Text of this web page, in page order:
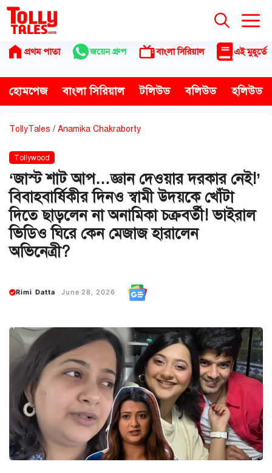
Skip
content
প্রথম পাতা জয়েন গ্রুপ বাংলা সিরিয়াল এই মুহূর্তে
হোমপেজ বাংলা সিরিয়াল টলিউড বলিউড হলিউড
TollyTales / Anamika Chakraborty
Tollywood
‘জাস্ট শাট আপ…জ্ঞান দেওয়ার দরকার নেই!’
বিবাহবার্ষিকীর দিনও স্বামী উদয়কে খোঁটা
দিতে ছাড়লেন না অনামিকা চক্রবর্তী! ভাইরাল
ভিডিও ঘিরে কেন মেজাজ হারালেন
অভিনেত্রী?
Rimi Datta June 28, 2026